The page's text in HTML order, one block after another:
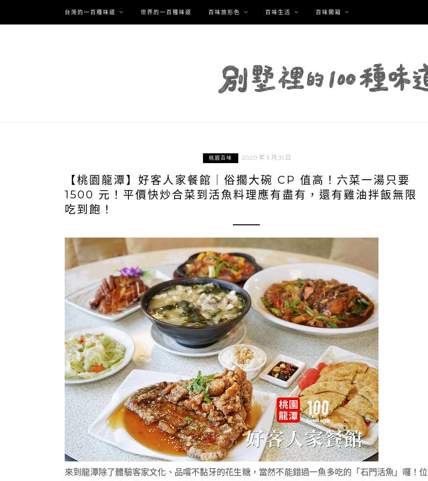
台灣的一百種味道 世界的一百種味道 百味旅形色 百味生活 百味開箱
桃園百味 2020 年 3 月 31 日
【桃園龍潭】好客人家餐館｜俗擱大碗 CP 值高！六菜一湯只要
1500 元！平價快炒合菜到活魚料理應有盡有，還有雞油拌飯無限
吃到飽！
來到龍潭除了體驗客家文化、品嚐不黏牙的花生糖，當然不能錯過一魚多吃的「石門活魚」囉！位